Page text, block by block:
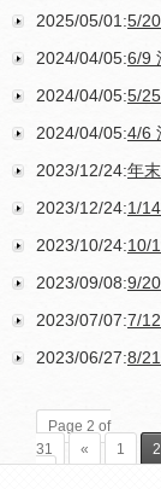
2025/05/01:5/
2024/04/05:6/9
2024/04/05:5/
2024/04/05:4/6
2023/12/24:年
2023/12/24:1/
2023/10/24:10/
2023/09/08:9/
2023/07/07:7/
2023/06/27:8/
Page 2 of
31
« 1 2